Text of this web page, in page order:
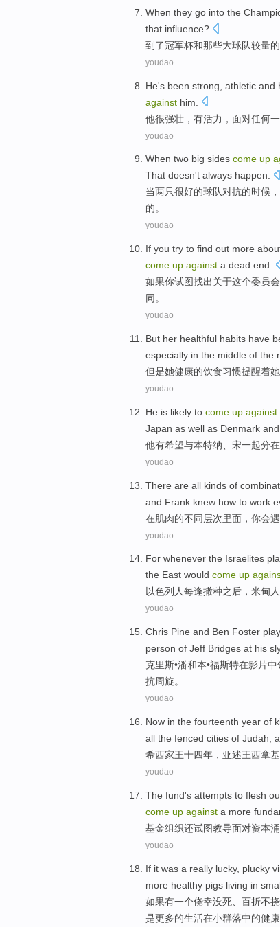
When they go into the
that influence?
到了冠军杯和那些大球队较量的
youdao
He's been strong athletic and
against him
他很强壮 ， 有活力 ，面对任何
youdao
When two big sides come up
That doesn't always happen.
当两只很好的球队对抗的时候 ，
的。
youdao
If you try to find out more
come up against a dead end
如果你试图找出关于这个委员会
同 。
youdao
But her healthful habits have
especially in the middle of the
但是她健康的饮食习惯提醒着
youdao
He is likely to come up against
Japan as well as Denmark and
他有希望与本特纳 宋一起分在
youdao
There are all kinds of
and Frank knew how to work
在肌肉的不同层次里面 ， 你会
youdao
For whenever the Israelites
the East would come up
以色列 人每逢撒种之后，米甸
youdao
Chris Pine and Ben Foster
person of Jeff Bridges at his sly
克里斯•潘和本•福斯特在影片中
抗周旋。
youdao
Now in the fourteenth year of
all the fenced cities of Judah ,
希西家王十四年 ， 亚述王西拿
youdao
The fund's attempts to flesh
come up against a more
基金组织还试图教导面对资本
youdao
If it was a really lucky, plucky
more healthy pigs living in
如果有一个侥幸没死、 百折不挠
是更多的生活在小群落中的健康